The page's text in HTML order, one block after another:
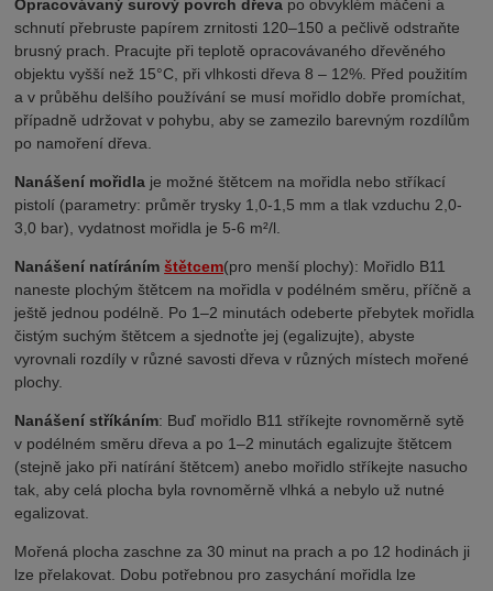
Opracovávaný surový povrch dřeva po obvyklém máčení a
schnutí přebruste papírem zrnitosti 120–150 a pečlivě odstraňte
brusný prach. Pracujte při teplotě opracovávaného dřevěného
objektu vyšší než 15°C, při vlhkosti dřeva 8 – 12%. Před použitím
a v průběhu delšího používání se musí mořidlo dobře promíchat,
případně udržovat v pohybu, aby se zamezilo barevným rozdílům
po namoření dřeva.
Nanášení mořidla je možné štětcem na mořidla nebo stříkací
pistolí (parametry: průměr trysky 1,0-1,5 mm a tlak vzduchu 2,0-
3,0 bar), vydatnost mořidla je 5-6 m²/l.
Nanášení natíránímštětcem(pro menší plochy): Mořidlo B11
naneste plochým štětcem na mořidla v podélném směru, příčně a
ještě jednou podélně. Po 1–2 minutách odeberte přebytek mořidla
čistým suchým štětcem a sjednoťte jej (egalizujte), abyste
vyrovnali rozdíly v různé savosti dřeva v různých místech mořené
plochy.
Nanášení stříkáním: Buď mořidlo B11 stříkejte rovnoměrně sytě
v podélném směru dřeva a po 1–2 minutách egalizujte štětcem
(stejně jako při natírání štětcem) anebo mořidlo stříkejte nasucho
tak, aby celá plocha byla rovnoměrně vlhká a nebylo už nutné
egalizovat.
Mořená plocha zaschne za 30 minut na prach a po 12 hodinách ji
lze přelakovat. Dobu potřebnou pro zasychání mořidla lze